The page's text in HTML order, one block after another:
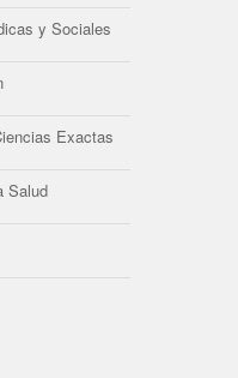
y Sociales
Exactas
Salud